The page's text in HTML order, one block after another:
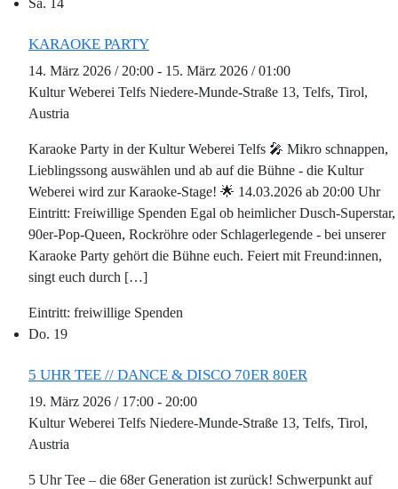
Sa. 14
KARAOKE PARTY
14. März 2026 / 20:00 - 15. März 2026 / 01:00
Kultur Weberei Telfs Niedere-Munde-Straße 13, Telfs, Tirol,
Austria
Karaoke Party in der Kultur Weberei Telfs 🎤 Mikro schnappen,
Lieblingssong auswählen und ab auf die Bühne - die Kultur
Weberei wird zur Karaoke-Stage! 🌟 14.03.2026 ab 20:00 Uhr
Eintritt: Freiwillige Spenden Egal ob heimlicher Dusch-Superstar,
90er-Pop-Queen, Rockröhre oder Schlagerlegende - bei unserer
Karaoke Party gehört die Bühne euch. Feiert mit Freund:innen,
singt euch durch […]
freiwillige Spenden
Do. 19
5 UHR TEE // DANCE & DISCO 70ER 80ER
19. März 2026 / 17:00 - 20:00
Kultur Weberei Telfs Niedere-Munde-Straße 13, Telfs, Tirol,
Austria
5 Uhr Tee – die 68er Generation ist zurück! Schwerpunkt auf